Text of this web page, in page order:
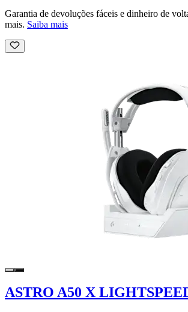
Garantia de devoluções fáceis e dinheiro de
mais. Saiba mais
ASTRO A50 X